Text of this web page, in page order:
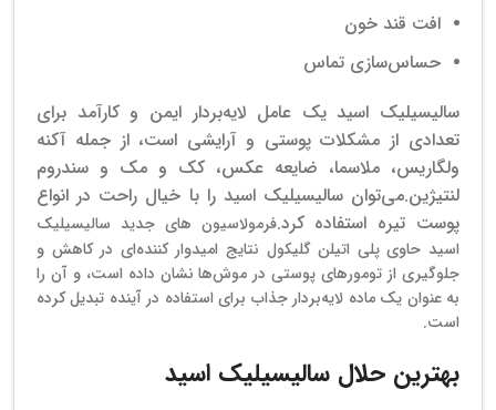
افت قند خون
حساس‌سازی تماس
سالیسیلیک اسید یک عامل لایه‌بردار ایمن و کارآمد برای
تعدادی از مشکلات پوستی و آرایشی است، از جمله آکنه
ولگاریس، ملاسما، ضایعه عکس، کک و مک و سندروم
لنتیژین.می‌توان سالیسیلیک اسید را با خیال راحت در انواع
پوست تیره استفاده کرد.فرمولاسیون های جدید سالیسیلیک
اسید حاوی پلی اتیلن گلیکول نتایج امیدوار کننده‌ای در کاهش و
جلوگیری از تومورهای پوستی در موش‌ها نشان داده است، و آن را
به عنوان یک ماده لایه‌بردار جذاب برای استفاده در آینده تبدیل کرده
است.
بهترین حلال سالیسیلیک اسید